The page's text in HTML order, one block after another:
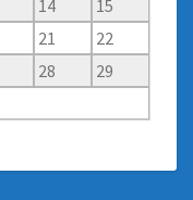
14
15
21
22
28
29